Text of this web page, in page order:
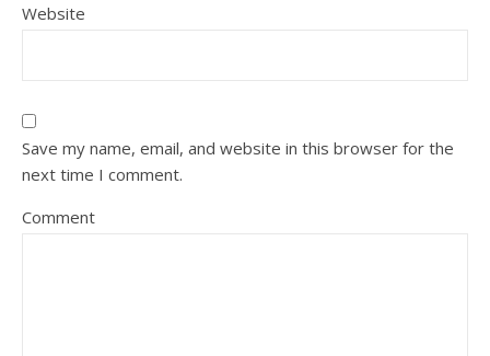
Website
Save my name, email, and website in this browser for the
next time I comment.
Comment